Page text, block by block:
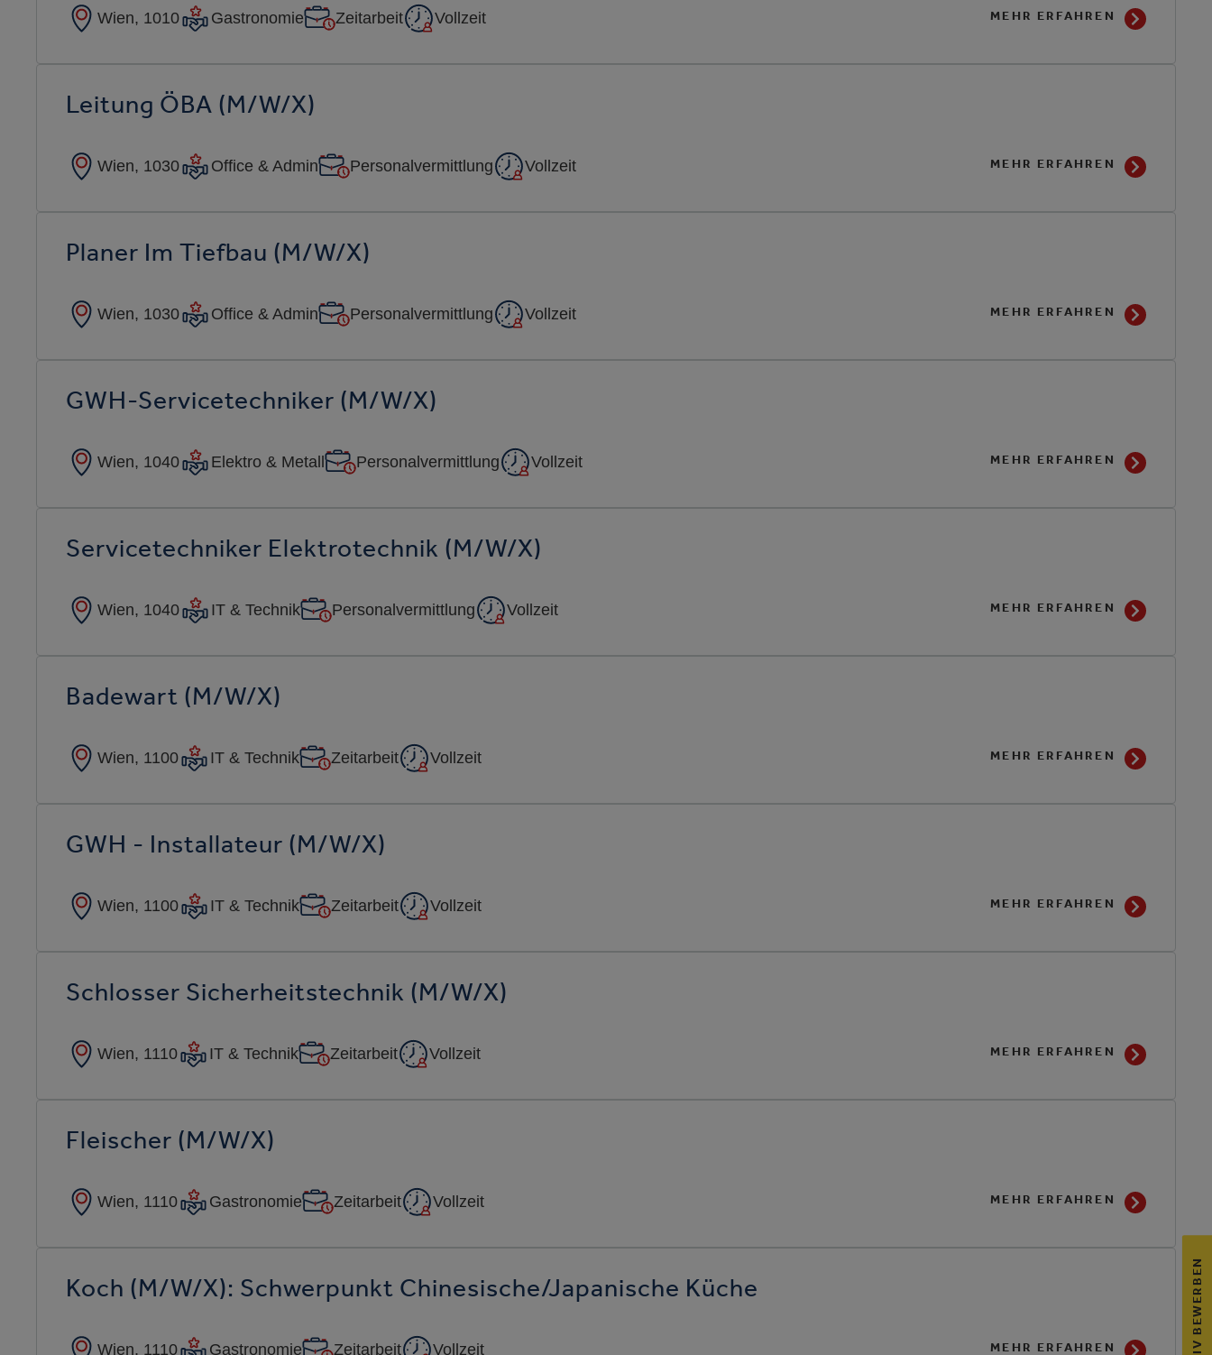
Wien, 1010 Gastronomie Zeitarbeit Vollzeit MEHR ERFAHREN
Leitung ÖBA (m/w/x)
Wien, 1030 Office & Admin Personalvermittlung Vollzeit MEHR ERFAHREN
Planer Im Tiefbau (m/w/x)
Wien, 1030 Office & Admin Personalvermittlung Vollzeit MEHR ERFAHREN
GWH-Servicetechniker (m/w/x)
Wien, 1040 Elektro & Metall Personalvermittlung Vollzeit MEHR ERFAHREN
Servicetechniker Elektrotechnik (m/w/x)
Wien, 1040 IT & Technik Personalvermittlung Vollzeit MEHR ERFAHREN
Badewart (m/w/x)
Wien, 1100 IT & Technik Zeitarbeit Vollzeit MEHR ERFAHREN
GWH - Installateur (m/w/x)
Wien, 1100 IT & Technik Zeitarbeit Vollzeit MEHR ERFAHREN
Schlosser Sicherheitstechnik (m/w/x)
Wien, 1110 IT & Technik Zeitarbeit Vollzeit MEHR ERFAHREN
Fleischer (m/w/x)
Wien, 1110 Gastronomie Zeitarbeit Vollzeit MEHR ERFAHREN
Koch (m/w/x): Schwerpunkt Chinesische/japanische Küche
Wien, 1110 Gastronomie Zeitarbeit Vollzeit MEHR ERFAHREN